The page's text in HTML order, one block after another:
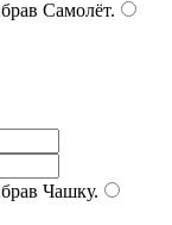
Самолёт.
Чашку.